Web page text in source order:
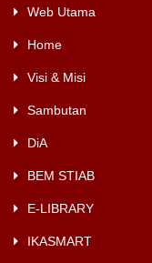
Web Utama
Home
Visi & Misi
Sambutan
DiA
BEM STIAB
E-LIBRARY
IKASMART